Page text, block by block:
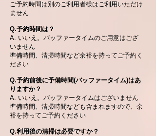
ご予約時間は別のご利用者様はご利用いただけ
ません
Q.予約時間は？
A. いいえ。バッファータイムのご用意はござ
いません
準備時間、清掃時間など余裕を持ってご予約く
ださい
Q.予約前後に予備時間(バッファータイム)はあ
りますか？
A. いいえ。バッファータイムはございません
準備時間、清掃時間なども含まれますので、余
裕を持ってご予約ください
Q.利用後の清掃は必要ですか？